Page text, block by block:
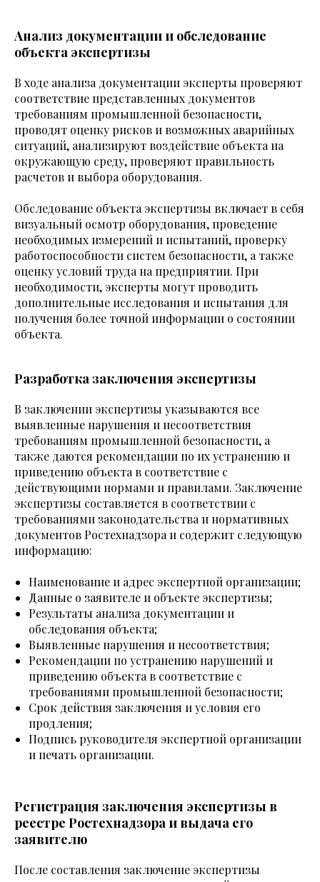
Анализ документации и обследование
объекта экспертизы
В ходе анализа документации эксперты проверяют
соответствие представленных документов
требованиям промышленной безопасности,
проводят оценку рисков и возможных аварийных
ситуаций, анализируют воздействие объекта на
окружающую среду, проверяют правильность
расчетов и выбора оборудования.
Обследование объекта экспертизы включает в себя
визуальный осмотр оборудования, проведение
необходимых измерений и испытаний, проверку
работоспособности систем безопасности, а также
оценку условий труда на предприятии. При
необходимости, эксперты могут проводить
дополнительные исследования и испытания для
получения более точной информации о состоянии
объекта.
Разработка заключения экспертизы
В заключении экспертизы указываются все
выявленные нарушения и несоответствия
требованиям промышленной безопасности, а
также даются рекомендации по их устранению и
приведению объекта в соответствие с
действующими нормами и правилами. Заключение
экспертизы составляется в соответствии с
требованиями законодательства и нормативных
документов Ростехнадзора и содержит следующую
информацию:
Наименование и адрес экспертной организации;
Данные о заявителе и объекте экспертизы;
Результаты анализа документации и
обследования объекта;
Выявленные нарушения и несоответствия;
Рекомендации по устранению нарушений и
приведению объекта в соответствие с
требованиями промышленной безопасности;
Срок действия заключения и условия его
продления;
Подпись руководителя экспертной организации
и печать организации.
Регистрация заключения экспертизы в
реестре Ростехнадзора и выдача его
заявителю
После составления заключение экспертизы